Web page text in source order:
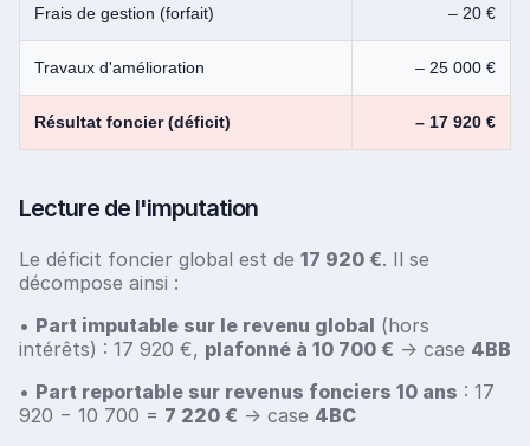
Frais de gestion (forfait) – 20 €
Travaux d'amélioration – 25 000 €
Résultat foncier (déficit) – 17 920 €
Lecture de l'imputation
Le déficit foncier global est de 17 920 €. Il se
décompose ainsi :
• Part imputable sur le revenu global (hors
intérêts) : 17 920 €, plafonné à 10 700 € → case 4BB
• Part reportable sur revenus fonciers 10 ans : 17
920 − 10 700 = 7 220 € → case 4BC